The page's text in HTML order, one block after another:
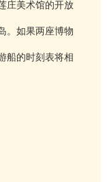
庄美术馆的开放
。如果两座博物
船的时刻表将相